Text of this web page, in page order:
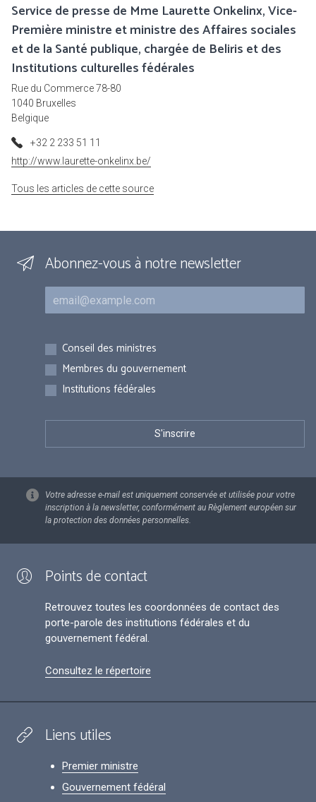
Service de presse de Mme Laurette Onkelinx, Vice-
Première ministre et ministre des Affaires sociales
et de la Santé publique, chargée de Beliris et des
Institutions culturelles fédérales
Rue du Commerce 78-80
1040 Bruxelles
Belgique
+32 2 233 51 11
http://www.laurette-onkelinx.be/
Tous les articles de cette source
Abonnez-vous à notre newsletter
Courriel
Inscriptions
Conseil des ministres
Membres du gouvernement
Institutions fédérales
Votre adresse e-mail est uniquement conservée et utilisée pour votre
inscription à la newsletter, conformément au Règlement européen sur
la protection des données personnelles.
Points de contact
Retrouvez toutes les coordonnées de contact des
porte-parole des institutions fédérales et du
gouvernement fédéral.
Consultez le répertoire
Liens utiles
Premier ministre
Gouvernement fédéral